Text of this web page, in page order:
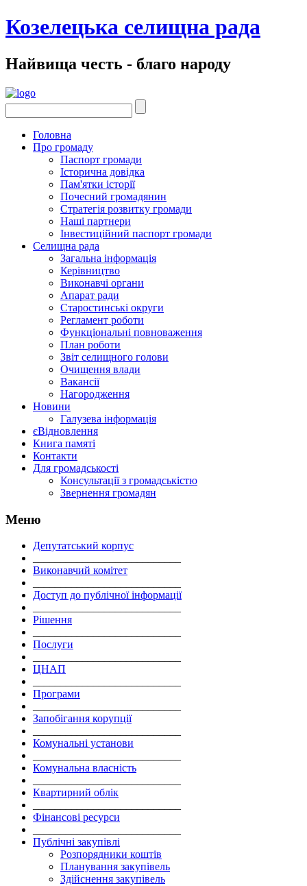
Козелецька селищна рада
Найвища честь - благо народу
Головна
Про громаду
Паспорт громади
Історична довідка
Пам'ятки історії
Почесний громадянин
Стратегія розвитку громади
Наші партнери
Інвестиційний паспорт громади
Селищна рада
Загальна інформація
Керівництво
Виконавчі органи
Апарат ради
Старостинські округи
Регламент роботи
Функціональні повноваження
План роботи
Звіт селищного голови
Очищення влади
Вакансії
Нагородження
Новини
Галузева інформація
єВідновлення
Книга памяті
Контакти
Для громадськості
Консультації з громадськістю
Звернення громадян
Меню
Депутатський корпус
Виконавчий комітет
Доступ до публічної інформації
Рішення
Послуги
ЦНАП
Програми
Запобігання корупції
Комунальні установи
Комунальна власність
Квартирний облік
Фінансові ресурси
Публічні закупівлі
Розпорядники коштів
Планування закупівель
Здійснення закупівель